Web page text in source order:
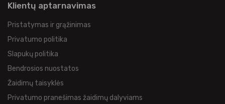
Klientų aptarnavimas
Pristatymas ir grąžinimas
Privatumo politika
Slapukų politika
Bendrosios nuostatos
Žaidimų taisyklės
Privatumo pranešimas žaidimų dalyviams